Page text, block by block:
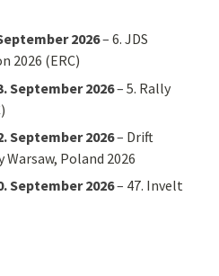
2026–6. JDS
2026 (ERC)
September 2026–5. Rally
September 2026– Drift
Warsaw, Poland 2026
September 2026– 47. Invelt